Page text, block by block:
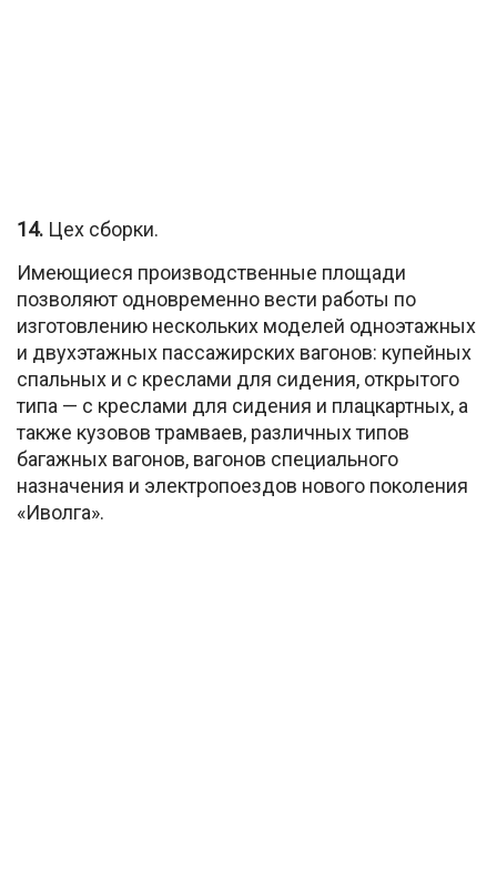
14. Цех сборки.
Имеющиеся производственные площади
позволяют одновременно вести работы по
изготовлению нескольких моделей одноэтажных
и двухэтажных пассажирских вагонов: купейных
спальных и с креслами для сидения, открытого
типа — с креслами для сидения и плацкартных, а
также кузовов трамваев, различных типов
багажных вагонов, вагонов специального
назначения и электропоездов нового поколения
«Иволга».